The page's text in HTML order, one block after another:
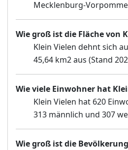
Mecklenburg-
Wie groß ist die Fläche von
Klein Vielen dehnt sich
45,64 km2 aus (Stand
Wie viele Einwohner hat
Klein Vielen hat 620
313 männlich und 307
Wie groß ist die